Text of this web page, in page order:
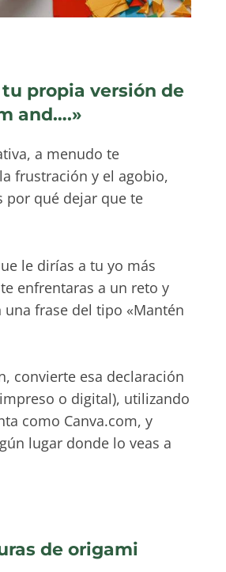
tu propia versión de
and….»
a menudo te
frustración y el agobio,
por qué dejar que te
le dirías a tu yo más
enfrentaras a un reto y
frase del tipo «Mantén
convierte esa declaración
o digital), utilizando
como Canva.com, y
lugar donde lo veas a
de origami